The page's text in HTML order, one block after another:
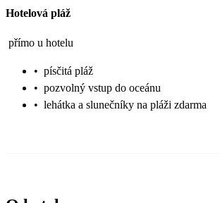
Hotelová pláž
přímo u hotelu
• písčitá pláž
• pozvolný vstup do oceánu
• lehátka a slunečníky na pláži zdarma